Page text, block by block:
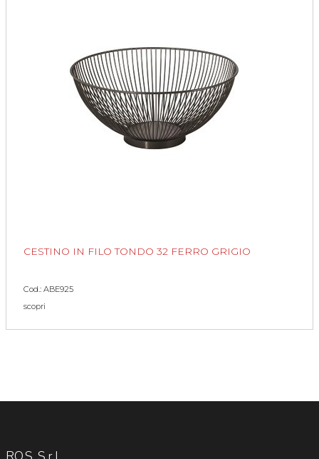
CESTINO IN FILO TONDO 32 FERRO GRIGIO
Cod.: ABE925
scopri